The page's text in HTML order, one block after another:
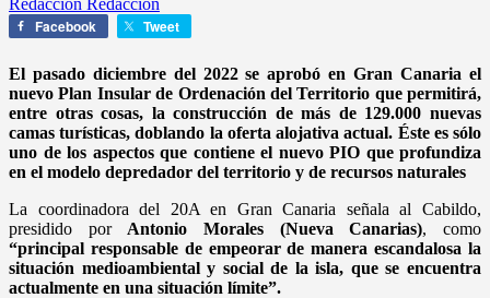
Facebook Tweet
El pasado diciembre del 2022 se aprobó en Gran Canaria el
nuevo Plan Insular de Ordenación del Territorio que permitirá,
entre otras cosas, la construcción de más de 129.000 nuevas
camas turísticas, doblando la oferta alojativa actual. Éste es sólo
uno de los aspectos que contiene el nuevo PIO que profundiza
en el modelo depredador del territorio y de recursos naturales
La coordinadora del 20A en Gran Canaria señala al Cabildo,
presidido por Antonio Morales (Nueva Canarias), como
“principal responsable de empeorar de manera escandalosa la
situación medioambiental y social de la isla, que se encuentra
actualmente en una situación límite”.